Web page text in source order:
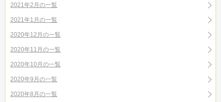
2021年2月の一覧
2021年1月の一覧
2020年12月の一覧
2020年11月の一覧
2020年10月の一覧
2020年9月の一覧
2020年8月の一覧